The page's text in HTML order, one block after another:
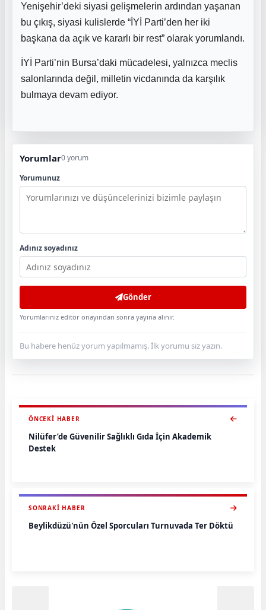
Yenişehir’deki siyasi gelişmelerin ardından yaşanan
bu çıkış, siyasi kulislerde “İYİ Parti’den her iki
başkana da açık ve kararlı bir rest” olarak yorumlandı.
İYİ Parti’nin Bursa’daki mücadelesi, yalnızca meclis
salonlarında değil, milletin vicdanında da karşılık
bulmaya devam ediyor.
Yorumlar0 yorum
Yorumunuz
Adınız soyadınız
Gönder
Yorumlarınız editör onayından sonra yayına alınır.
Bu habere henüz yorum yapılmamış. İlk yorumu siz yazın.
ÖNCEKI HABER
Nilüfer’de Güvenilir Sağlıklı Gıda İçin Akademik
Destek
SONRAKI HABER
Beylikdüzü'nün Özel Sporcuları Turnuvada Ter Döktü